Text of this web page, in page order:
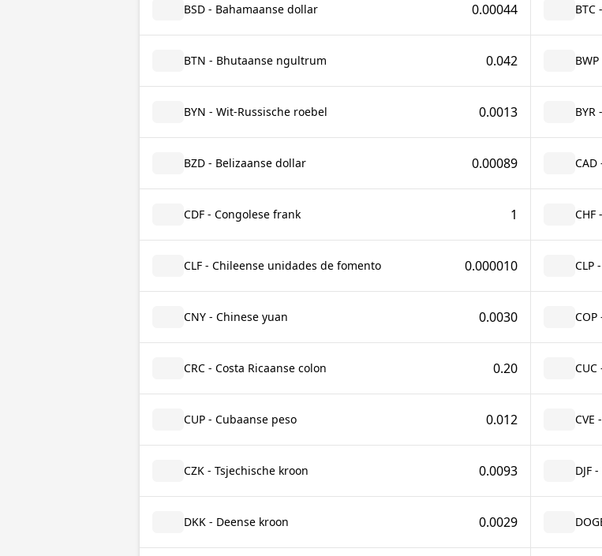
BSD - Bahamaanse dollar 0.00044 BTC
BTN - Bhutaanse ngultrum 0.042
BYN - Wit-Russische roebel 0.0013 BYR
BZD - Belizaanse dollar 0.00089
CDF - Congolese frank 1 CHF
CLF - Chileense unidades de fomento 0.000010 CLP
CNY - Chinese yuan 0.0030
CRC - Costa Ricaanse colon 0.20
CUP - Cubaanse peso 0.012 CVE
CZK - Tsjechische kroon 0.0093 DJF
DKK - Deense kroon 0.0029